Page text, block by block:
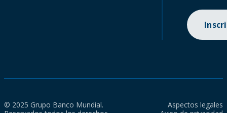
© 2025 Grupo Banco Mundial.
Aspectos legales